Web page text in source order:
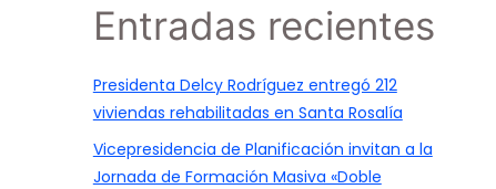
Entradas recientes
Presidenta Delcy Rodríguez entregó 212
viviendas rehabilitadas en Santa Rosalía
Vicepresidencia de Planificación invitan a la
Jornada de Formación Masiva «Doble